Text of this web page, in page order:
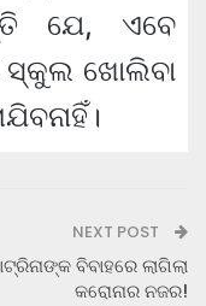
ଯେ, ଏବେ
ଖୋଲିବା
NEXT POST
ବିବାହରେ ଲାଗିଲା
କରୋନାର ନଜର!